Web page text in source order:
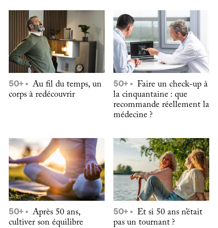
50+
Au fil du temps, un
corps à redécouvrir
50+
Faire un check-up à
la cinquantaine : que
recommande réellement la
médecine ?
50+
Après 50 ans,
cultiver son équilibre
50+
Et si 50 ans n’était
pas un tournant ?